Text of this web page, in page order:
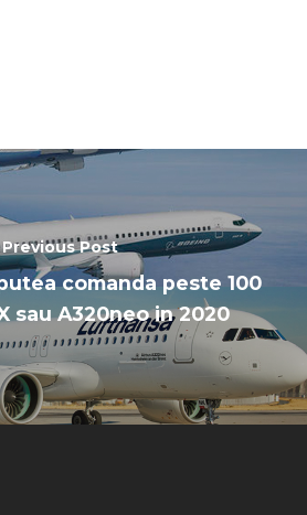
Previous Post
comanda peste 100
sau A320neo in 2020